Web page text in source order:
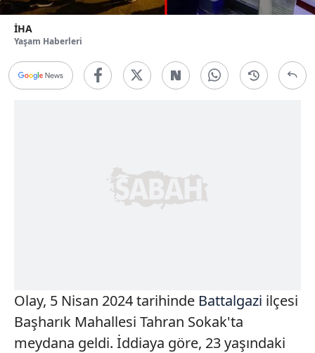
İHA
Yaşam Haberleri
Olay, 5 Nisan 2024 tarihinde Battalgazi ilçesi
Başharık Mahallesi Tahran Sokak'ta
meydana geldi. İddiaya göre, 23 yaşındaki